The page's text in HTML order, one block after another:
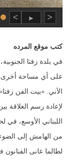
<
►
>
كتب موقع المرده
في بلدة زفتا
على أي مساحة أخرى،
الآني. «بيت الفن
لإعادة رسم العلاقة
اللبناني الأوسع، في
من الهامش إلى
لطالما عانى